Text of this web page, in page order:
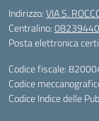
Indirizzo:VIA S.
Centralino:
Posta elettronica
Codice fiscale:
Codice
Codice Indice delle